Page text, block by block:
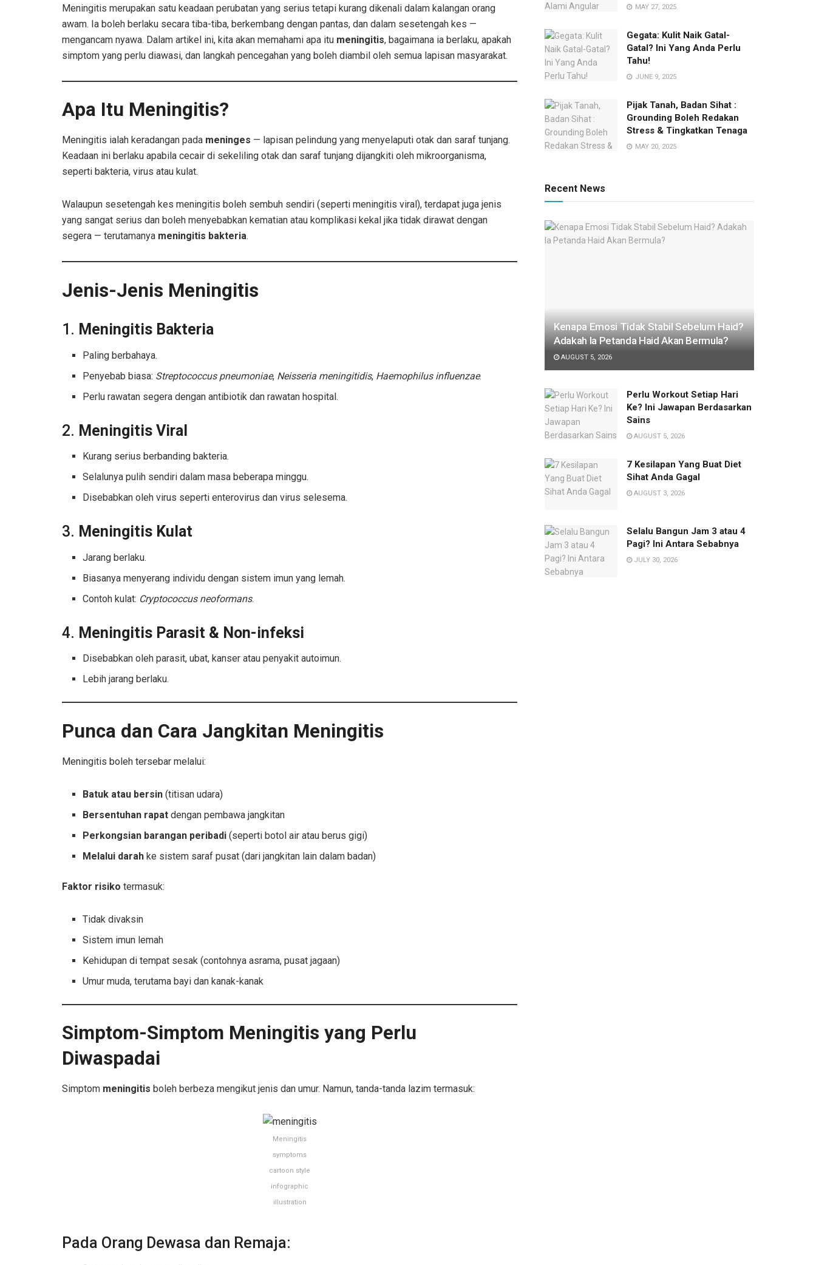
Meningitis merupakan satu keadaan perubatan yang serius tetapi kurang dikenali dalam kalangan orang
awam. Ia boleh berlaku secara tiba-tiba, berkembang dengan pantas, dan dalam sesetengah kes —
mengancam nyawa. Dalam artikel ini, kita akan memahami apa itu meningitis, bagaimana ia berlaku, apakah
simptom yang perlu diawasi, dan langkah pencegahan yang boleh diambil oleh semua lapisan masyarakat.
Apa Itu Meningitis?
Meningitis ialah keradangan pada meninges — lapisan pelindung yang menyelaputi otak dan saraf tunjang.
Keadaan ini berlaku apabila cecair di sekeliling otak dan saraf tunjang dijangkiti oleh mikroorganisma,
seperti bakteria, virus atau kulat.
Walaupun sesetengah kes meningitis boleh sembuh sendiri (seperti meningitis viral), terdapat juga jenis
yang sangat serius dan boleh menyebabkan kematian atau komplikasi kekal jika tidak dirawat dengan
segera — terutamanya meningitis bakteria.
Jenis-Jenis Meningitis
1. Meningitis Bakteria
Paling berbahaya.
Penyebab biasa: Streptococcus pneumoniae, Neisseria meningitidis, Haemophilus influenzae.
Perlu rawatan segera dengan antibiotik dan rawatan hospital.
2. Meningitis Viral
Kurang serius berbanding bakteria.
Selalunya pulih sendiri dalam masa beberapa minggu.
Disebabkan oleh virus seperti enterovirus dan virus selesema.
3. Meningitis Kulat
Jarang berlaku.
Biasanya menyerang individu dengan sistem imun yang lemah.
Contoh kulat: Cryptococcus neoformans.
4. Meningitis Parasit & Non-infeksi
Disebabkan oleh parasit, ubat, kanser atau penyakit autoimun.
Lebih jarang berlaku.
Punca dan Cara Jangkitan Meningitis
Meningitis boleh tersebar melalui:
Batuk atau bersin (titisan udara)
Bersentuhan rapat dengan pembawa jangkitan
Perkongsian barangan peribadi (seperti botol air atau berus gigi)
Melalui darah ke sistem saraf pusat (dari jangkitan lain dalam badan)
Faktor risiko termasuk:
Tidak divaksin
Sistem imun lemah
Kehidupan di tempat sesak (contohnya asrama, pusat jagaan)
Umur muda, terutama bayi dan kanak-kanak
Simptom-Simptom Meningitis yang Perlu
Diwaspadai
Simptom meningitis boleh berbeza mengikut jenis dan umur. Namun, tanda-tanda lazim termasuk:
Meningitis
symptoms
cartoon style
infographic
illustration
Pada Orang Dewasa dan Remaja:
MAY 27, 2025
Gegata: Kulit Naik Gatal-
Gatal? Ini Yang Anda Perlu
Tahu!
JUNE 9, 2025
Pijak Tanah, Badan Sihat :
Grounding Boleh Redakan
Stress & Tingkatkan Tenaga
MAY 20, 2025
Recent News
Kenapa Emosi Tidak Stabil Sebelum Haid?
Adakah Ia Petanda Haid Akan Bermula?
AUGUST 5, 2026
Perlu Workout Setiap Hari
Ke? Ini Jawapan Berdasarkan
Sains
AUGUST 5, 2026
7 Kesilapan Yang Buat Diet
Sihat Anda Gagal
AUGUST 3, 2026
Selalu Bangun Jam 3 atau 4
Pagi? Ini Antara Sebabnya
JULY 30, 2026